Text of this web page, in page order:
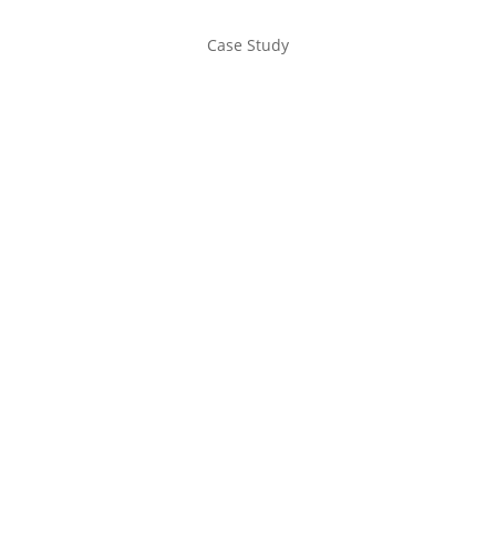
Case Study